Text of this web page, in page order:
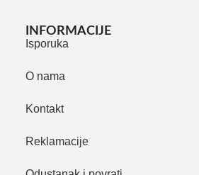
INFORMACIJE
Isporuka
O nama
Kontakt
Reklamacije